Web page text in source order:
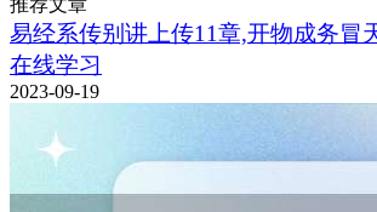
推荐文章
易经系传别讲上传11章,开物成务冒
在线学习
2023-09-19